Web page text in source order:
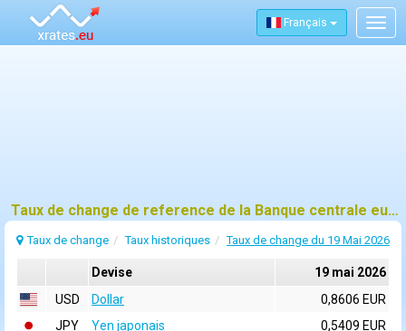
Français
Taux de change de reference de la Banque centrale europeenne (BCE) pour 19 mai 2026
Taux de change Taux historiques Taux de change du 19 Mai 2026
Devise
19 mai 2026
USD
Dollar
0,8606 EUR
JPY
Yen japonais
0,5409 EUR